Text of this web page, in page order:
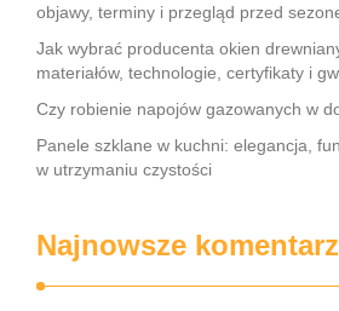
objawy, terminy i przegląd przed
Jak wybrać producenta okien
materiałów, technologie, certyfikaty i
Czy robienie napojów gazowanych w
Panele szklane w kuchni: elegancja,
w utrzymaniu czystości
Najnowsze